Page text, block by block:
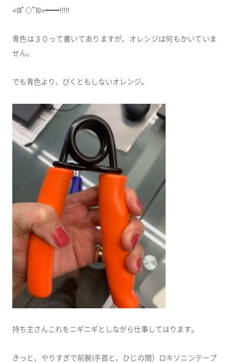
<(llﾟ◇ﾟll)>━━!!!!!
青色は３０って書いてありますが、オレンジは何もかいていま
せん。
でも青色より、びくともしないオレンジ。
持ち主さんこれをニギニギとしながら仕事してはります。
きっと、やりすぎで前腕(手首と、ひじの間）ロキソニンテープ